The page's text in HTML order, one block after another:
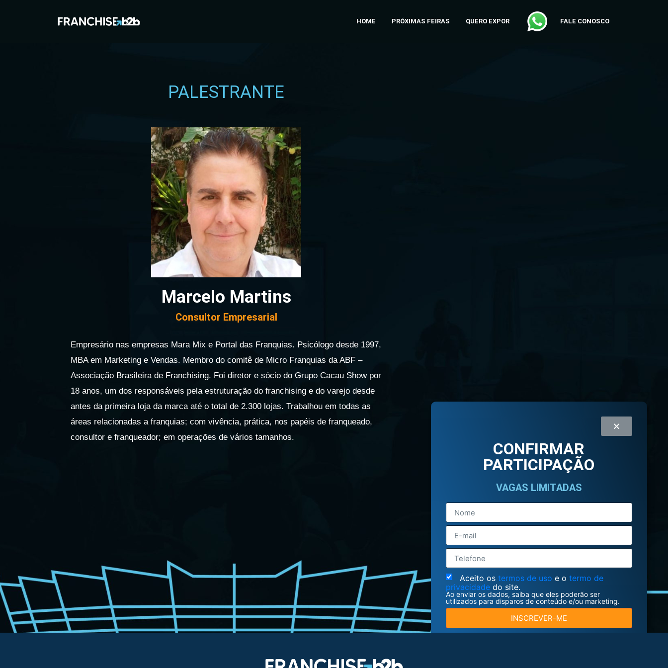
HOME PRÓXIMAS FEIRAS QUERO EXPOR FALE CONOSCO
PALESTRANTE
Marcelo Martins
Consultor Empresarial
Empresário nas empresas Mara Mix e Portal das Franquias. Psicólogo desde 1997,
MBA em Marketing e Vendas. Membro do comitê de Micro Franquias da ABF –
Associação Brasileira de Franchising. Foi diretor e sócio do Grupo Cacau Show por
18 anos, um dos responsáveis pela estruturação do franchising e do varejo desde
antes da primeira loja da marca até o total de 2.300 lojas. Trabalhou em todas as
áreas relacionadas a franquias; com vivência, prática, nos papéis de franqueado,
consultor e franqueador; em operações de vários tamanhos.
CONFIRMAR
PARTICIPAÇÃO
VAGAS LIMITADAS
Aceito os termos de uso e o termo de
privacidade do site.
Ao enviar os dados, saiba que eles poderão ser
utilizados para disparos de conteúdo e/ou marketing.
INSCREVER-ME